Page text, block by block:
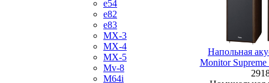
e54
e82
e83
MX-3
MX-4
MX-5
Mv-8
M64i
Напольная
Monitor Supreme